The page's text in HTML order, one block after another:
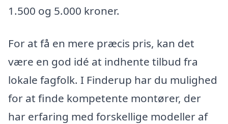
1.500 og 5.000 kroner.
For at få en mere præcis pris, kan det
være en god idé at indhente tilbud fra
lokale fagfolk. I Finderup har du mulighed
for at finde kompetente montører, der
har erfaring med forskellige modeller af